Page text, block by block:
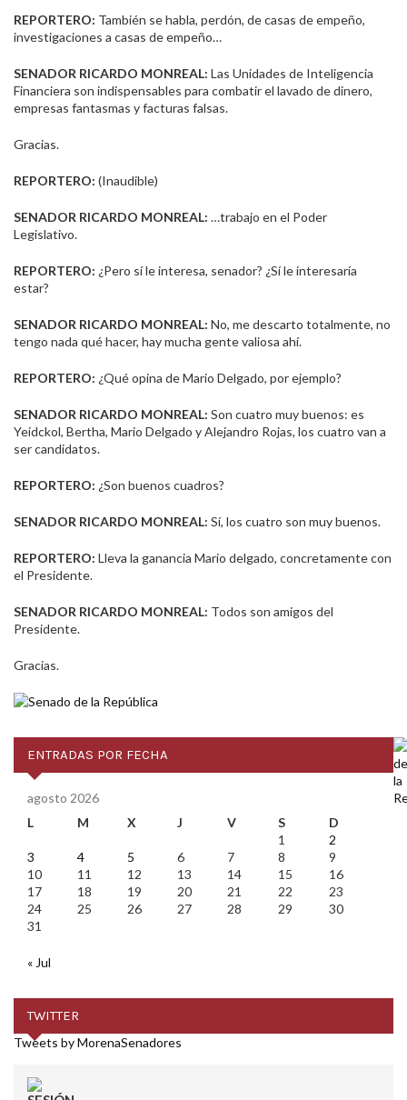
REPORTERO: También se habla, perdón, de casas de empeño,
investigaciones a casas de empeño…
SENADOR RICARDO MONREAL: Las Unidades de Inteligencia
Financiera son indispensables para combatir el lavado de dinero,
empresas fantasmas y facturas falsas.
Gracias.
REPORTERO: (Inaudible)
SENADOR RICARDO MONREAL: …trabajo en el Poder
Legislativo.
REPORTERO: ¿Pero sí le interesa, senador? ¿Sí le interesaría
estar?
SENADOR RICARDO MONREAL: No, me descarto totalmente, no
tengo nada qué hacer, hay mucha gente valiosa ahí.
REPORTERO: ¿Qué opina de Mario Delgado, por ejemplo?
SENADOR RICARDO MONREAL: Son cuatro muy buenos: es
Yeidckol, Bertha, Mario Delgado y Alejandro Rojas, los cuatro van a
ser candidatos.
REPORTERO: ¿Son buenos cuadros?
SENADOR RICARDO MONREAL: Sí, los cuatro son muy buenos.
REPORTERO: Lleva la ganancia Mario delgado, concretamente con
el Presidente.
SENADOR RICARDO MONREAL: Todos son amigos del
Presidente.
Gracias.
ENTRADAS POR FECHA
agosto 2026
L
M X J V S
D
1
2
3
4 5 6 7 8
9
10
11 12 13 14 15
16
17
18 19 20 21 22
23
24
25 26 27 28 29
30
31
« Jul
TWITTER
Tweets by MorenaSenadores